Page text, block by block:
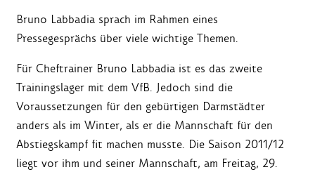
Bruno Labbadia sprach im Rahmen eines
Pressegesprächs über viele wichtige Themen.
Für Cheftrainer Bruno Labbadia ist es das zweite
Trainingslager mit dem VfB. Jedoch sind die
Voraussetzungen für den gebürtigen Darmstädter
anders als im Winter, als er die Mannschaft für den
Abstiegskampf fit machen musste. Die Saison 2011/12
liegt vor ihm und seiner Mannschaft, am Freitag, 29.